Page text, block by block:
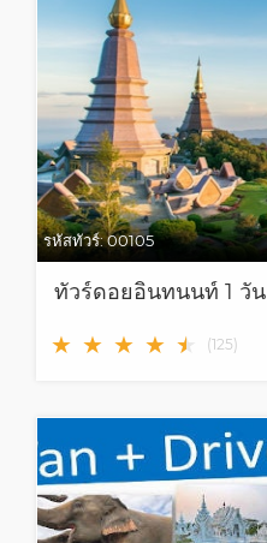
รหัสทัวร์:00105
ทัวร์ดอยอินทนนท์ 1 วัน
★ ★ ★ ★ ★
★ (125)